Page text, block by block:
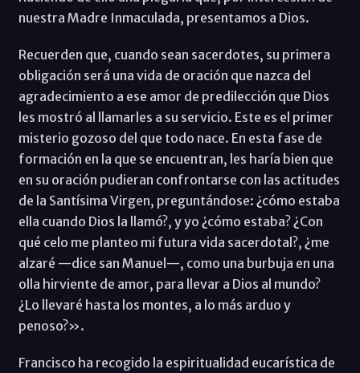
nuestra Madre Inmaculada, presentamos a Dios.
Recuerden que, cuando sean sacerdotes, su primera
obligación será una vida de oración que nazca del
agradecimiento a ese amor de predilección que Dios
les mostró al llamarles a su servicio. Este es el primer
misterio gozoso del que todo nace. En esta fase de
formación en la que se encuentran, les haría bien que
en su oración pudieran confrontarse con las actitudes
de la Santísima Virgen, preguntándose: ¿cómo estaba
ella cuando Dios la llamó?, y yo ¿cómo estaba? ¿Con
qué celo me planteo mi futura vida sacerdotal?, ¿me
alzaré —dice san Manuel—, como una burbuja en una
olla hirviente de amor, para llevar a Dios al mundo?
¿Lo llevaré hasta los montes, a lo más arduo y
penoso?».
Francisco ha recogido la espiritualidad eucarística de